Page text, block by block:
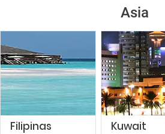
Asia
Filipinas Kuwait